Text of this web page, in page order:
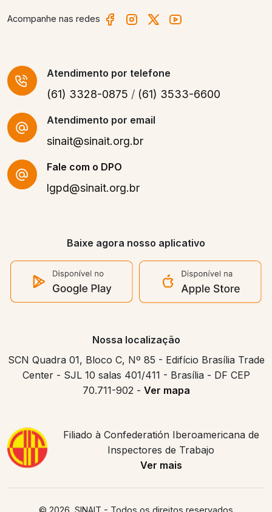
Acompanhe nas redes
Atendimento por telefone
(61) 3328-0875 / (61) 3533-6600
Atendimento por email
sinait@sinait.org.br
Fale com o DPO
lgpd@sinait.org.br
Baixe agora nosso aplicativo
Nossa localização
SCN Quadra 01, Bloco C, Nº 85 - Edifício Brasília Trade
Center - SJL 10 salas 401/411 - Brasília - DF CEP
70.711-902 - Ver mapa
Filiado à Confederatión Iberoamericana de
Inspectores de Trabajo
Ver mais
© 2026, SINAIT - Todos os direitos reservados